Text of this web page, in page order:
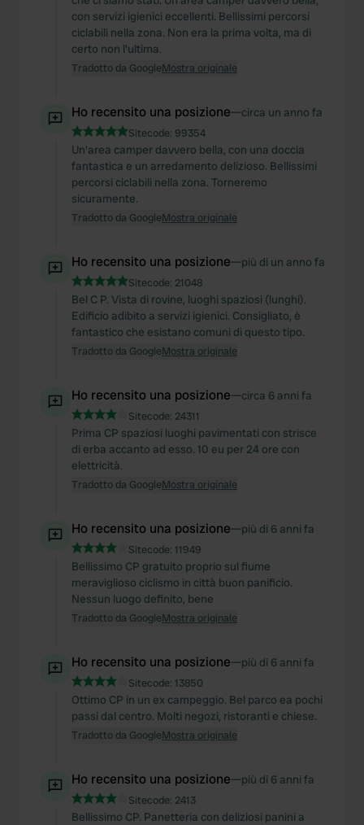
con servizi igienici eccellenti. Bellissimi percorsi
ciclabili nella zona. Non era la prima volta, ma di
certo non l'ultima.
Tradotto da GoogleMostra originale
Ho recensito una posizione—circa un anno fa
Sitecode: 99354
Un'area camper davvero bella, con una doccia
fantastica e un arredamento delizioso. Bellissimi
percorsi ciclabili nella zona. Torneremo
sicuramente.
Tradotto da GoogleMostra originale
Ho recensito una posizione—più di un anno fa
Sitecode: 21048
Bel C P. Vista di rovine, luoghi spaziosi (lunghi).
Edificio adibito a servizi igienici. Consigliato, è
fantastico che esistano comuni di questo tipo.
Tradotto da GoogleMostra originale
Ho recensito una posizione—circa 6 anni fa
Sitecode: 24311
Prima CP spaziosi luoghi pavimentati con strisce
di erba accanto ad esso. 10 eu per 24 ore con
elettricità.
Tradotto da GoogleMostra originale
Ho recensito una posizione—più di 6 anni fa
Sitecode: 11949
Bellissimo CP gratuito proprio sul fiume
meraviglioso ciclismo in città buon panificio.
Nessun luogo definito, bene
Tradotto da GoogleMostra originale
Ho recensito una posizione—più di 6 anni fa
Sitecode: 13850
Ottimo CP in un ex campeggio. Bel parco ea pochi
passi dal centro. Molti negozi, ristoranti e chiese.
Tradotto da GoogleMostra originale
Ho recensito una posizione—più di 6 anni fa
Sitecode: 2413
Bellissimo CP. Panetteria con deliziosi panini a